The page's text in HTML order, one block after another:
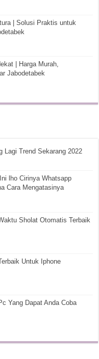
| Solusi Praktis untuk
| Harga Murah,
Jabodetabek
Lagi Trend Sekarang 2022
lho Cirinya Whatsapp
Cara Mengatasinya
Sholat Otomatis Terbaik
Untuk Iphone
Yang Dapat Anda Coba